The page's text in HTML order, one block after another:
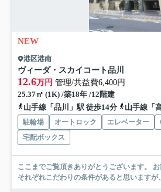
NEW
港区港南
ヴィーダ・スカイコート品川
12.6万円 管理/共益費6,400円
25.37㎡ (1K) /築18年 /12階建
山手線「品川」駅 徒歩14分
山手線「高
駐輪場 オートロック エレベーター
宅配ボックス
ここまでご覧頂きありがとうございます。 お部屋探しの際には、皆さま
それぞれこだわりの条件があると思いますが